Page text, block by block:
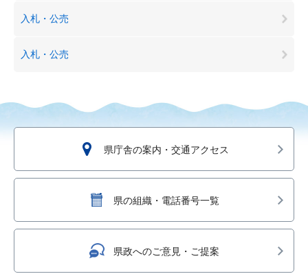
入札・公売
入札・公売
県庁舎の案内・交通アクセス
県の組織・電話番号一覧
県政へのご意見・ご提案